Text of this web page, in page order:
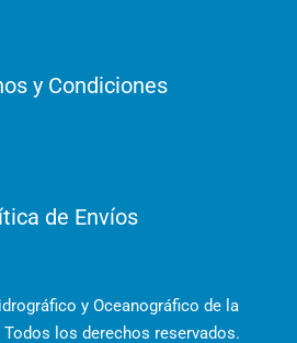
y Condiciones
de Envíos
y Oceanográfico de la
los derechos reservados.